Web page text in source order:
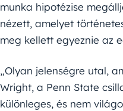
munka hipotézise
nézett, amelyet
meg kellett egyeznie az
„Olyan jelenségre utal,
Wright, a Penn State
különleges, és nem